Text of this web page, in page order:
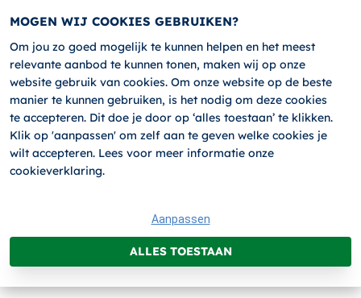
MOGEN WIJ COOKIES GEBRUIKEN?
Om jou zo goed mogelijk te kunnen helpen en het meest
relevante aanbod te kunnen tonen, maken wij op onze
website gebruik van cookies. Om onze website op de beste
manier te kunnen gebruiken, is het nodig om deze cookies
te accepteren. Dit doe je door op ‘alles toestaan’ te klikken.
Klik op 'aanpassen' om zelf aan te geven welke cookies je
wilt accepteren. Lees voor meer informatie onze
cookieverklaring.
Aanpassen
ALLES TOESTAAN
Terug
AANMELDEN
3.
VEILIG WERKEN MET DE